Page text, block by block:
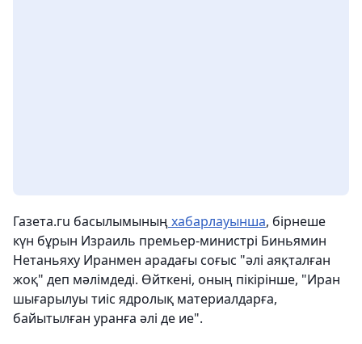
Газета.гu басылымының хабарлауынша, бірнеше
күн бұрын Израиль премьер-министрі Биньямин
Нетаньяху Иранмен арадағы соғыс "әлі аяқталған
жоқ" деп мәлімдеді. Өйткені, оның пікірінше, "Иран
шығарылуы тиіс ядролық материалдарға,
байытылған уранға әлі де ие".